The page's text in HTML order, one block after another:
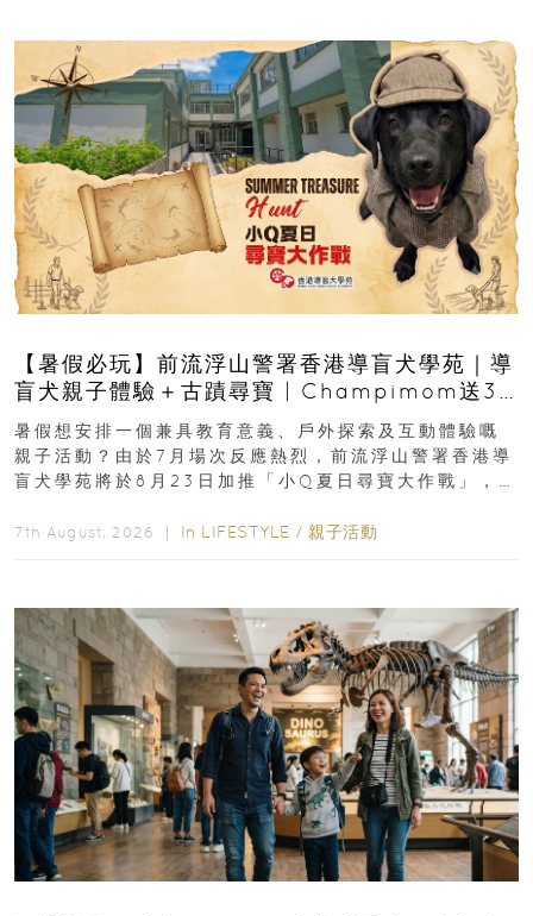
【暑假必玩】前流浮山警署香港導盲犬學苑｜導
盲犬親子體驗＋古蹟尋寶 | Champimom送3
組免費名額
暑假想安排一個兼具教育意義、戶外探索及互動體驗嘅
親子活動？由於7月場次反應熱烈，前流浮山警署香港導
盲犬學苑將於8月23日加推「小Q夏日尋寶大作戰」，家
7th August, 2026 ｜ In LIFESTYLE / 親子活動